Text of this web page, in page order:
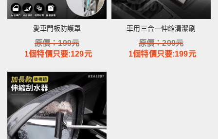
愛車門板防護罩
原價：199元
1個特價只要:129元
車用三合一伸縮清潔刷
原價：299元
1個特價只要:199元